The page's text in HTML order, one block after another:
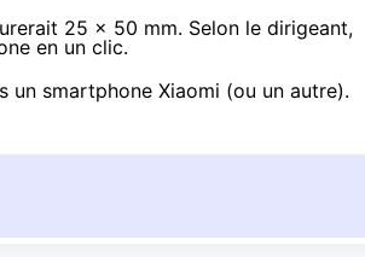
25 x 50 mm. Selon le dirigeant,
en un clic.
un smartphone Xiaomi (ou un autre).